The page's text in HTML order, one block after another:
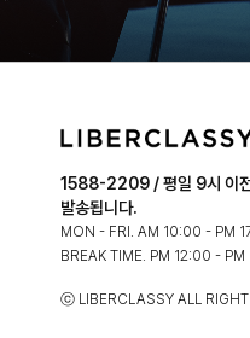
1588-2209 / 평일 9시 이전
발송됩니다.
MON - FRI. AM 10:00 - PM
BREAK TIME. PM 12:00 - PM
ⓒ LIBERCLASSY ALL RIGHT